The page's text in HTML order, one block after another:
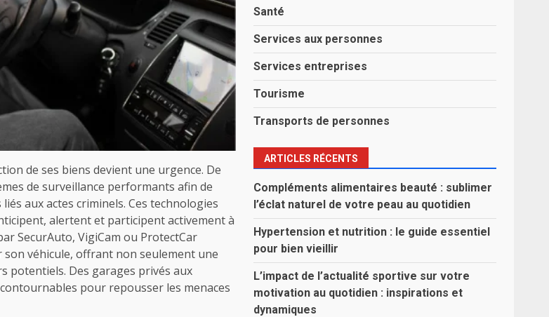
de ses biens devient une urgence. De
de surveillance performants afin de
aux actes criminels. Ces technologies
alertent et participent activement à
SecurAuto, VigiCam ou ProtectCar
véhicule, offrant non seulement une
potentiels. Des garages privés aux
pour repousser les menaces
Santé
Services aux personnes
Services entreprises
Tourisme
Transports de personnes
ARTICLES RÉCENTS
Compléments alimentaires beauté : sublimer
l’éclat naturel de votre peau au quotidien
Hypertension et nutrition : le guide essentiel
pour bien vieillir
L’impact de l’actualité sportive sur votre
motivation au quotidien : inspirations et
dynamiques